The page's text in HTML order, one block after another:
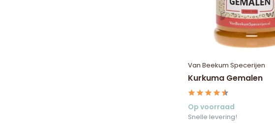
Van Beekum Specerijen
Kurkuma Gemalen
Op voorraad
Snelle levering!